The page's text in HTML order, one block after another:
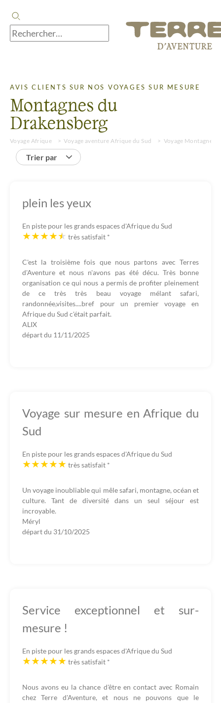
AVIS CLIENTS SUR NOS VOYAGES SUR MESURE
Montagnes du
Drakensberg
Voyage Afrique Voyage aventure Afrique du Sud Voyage Montagnes
Trier par
plein les yeux
En piste pour les grands espaces d'Afrique du Sud
très satisfait *
C'est la troisième fois que nous partons avec Terres
d'Aventure et nous n'avons pas été décu. Très bonne
organisation ce qui nous a permis de profiter pleinement
de ce très très beau voyage mélant safari,
randonnée,visites....bref pour un premier voyage en
Afrique du Sud c'était parfait.
ALIX
départ du 11/11/2025
Voyage sur mesure en Afrique du
Sud
En piste pour les grands espaces d'Afrique du Sud
très satisfait *
Un voyage inoubliable qui mêle safari, montagne, océan et
culture. Tant de diversité dans un seul séjour est
incroyable.
Méryl
départ du 31/10/2025
Service exceptionnel et sur-
mesure !
En piste pour les grands espaces d'Afrique du Sud
très satisfait *
Nous avons eu la chance d'être en contact avec Romain
chez Terre d'Aventure, et nous ne pouvons que le